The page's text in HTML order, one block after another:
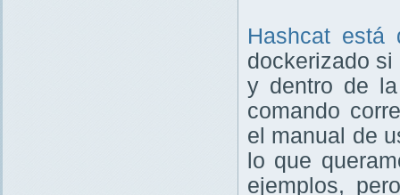
Hashcat está
dockerizado
y dentro de
comando
el manual de
lo que
ejemplos,